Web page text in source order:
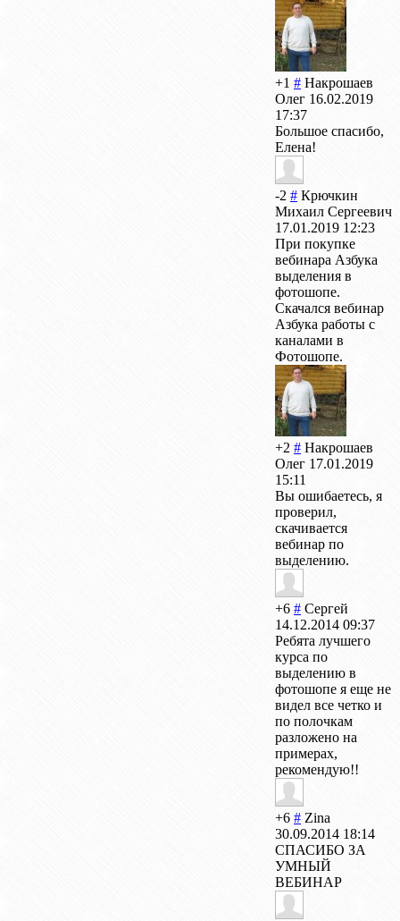
+1 # Накрошаев
Олег 16.02.2019
17:37
Большое спасибо,
Елена!
-2 # Крючкин
Михаил Сергеевич
17.01.2019 12:23
При покупке
вебинара Азбука
выделения в
фотошопе.
Скачался вебинар
Азбука работы с
каналами в
Фотошопе.
+2 # Накрошаев
Олег 17.01.2019
15:11
Вы ошибаетесь, я
проверил,
скачивается
вебинар по
выделению.
+6 # Сергей
14.12.2014 09:37
Ребята лучшего
курса по
выделению в
фотошопе я еще не
видел все четко и
по полочкам
разложено на
примерах,
рекомендую!!
+6 # Zina
30.09.2014 18:14
СПАСИБО ЗА
УМНЫЙ
ВЕБИНАР